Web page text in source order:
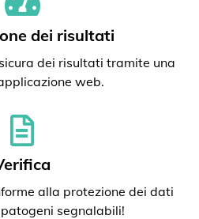
dei risultati
dei risultati tramite una
web.
alla protezione dei dati
segnalabili!